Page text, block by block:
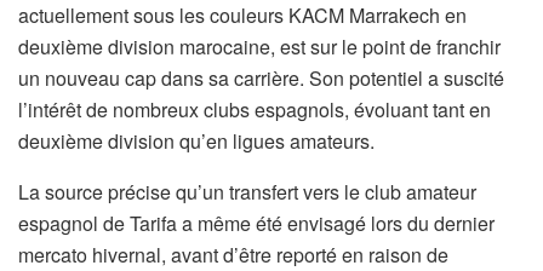
actuellement sous les couleurs KACM Marrakech en
deuxième division marocaine, est sur le point de franchir
un nouveau cap dans sa carrière. Son potentiel a suscité
l’intérêt de nombreux clubs espagnols, évoluant tant en
deuxième division qu’en ligues amateurs.
La source précise qu’un transfert vers le club amateur
espagnol de Tarifa a même été envisagé lors du dernier
mercato hivernal, avant d’être reporté en raison de